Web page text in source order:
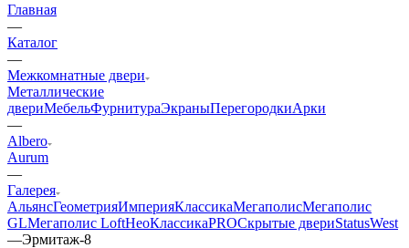
Главная
—
Каталог
—
Межкомнатные двери
Металлические
двериМебельФурнитураЭкраныПерегородкиАрки
—
Albero
Aurum
—
Галерея
АльянсГеометрияИмперияКлассикаМегаполисМегаполис
GLМегаполис LoftНеоКлассикаPROСкрытые двериStatusWest
—Эрмитаж-8